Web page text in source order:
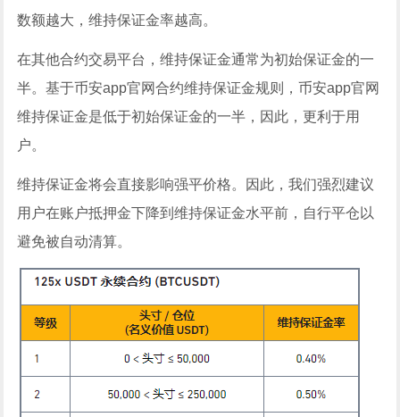
数额越大，维持保证金率越高。
在其他合约交易平台，维持保证金通常为初始保证金的一
半。基于币安app官网合约维持保证金规则，币安app官网
维持保证金是低于初始保证金的一半，因此，更利于用
户。
维持保证金将会直接影响强平价格。因此，我们强烈建议
用户在账户抵押金下降到维持保证金水平前，自行平仓以
避免被自动清算。